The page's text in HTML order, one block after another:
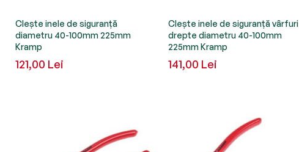
Clește inele de siguranță
diametru 40-100mm 225mm
Kramp
121,00 Lei
Clește inele de siguranță vârfuri
drepte diametru 40-100mm
225mm Kramp
141,00 Lei